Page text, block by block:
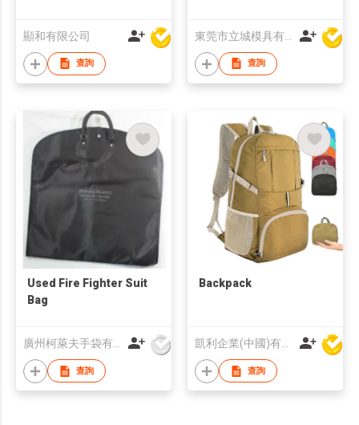
顯和有限公司
查詢 查詢
Used Fire Fighter Suit
Bag
查詢
Backpack
查詢